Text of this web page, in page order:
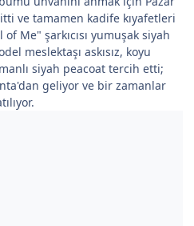
ve tamamen kadife kıyafetleri
Me" şarkıcısı yumuşak siyah
meslektaşı askısız, koyu
siyah peacoat tercih etti;
geliyor ve bir zamanlar